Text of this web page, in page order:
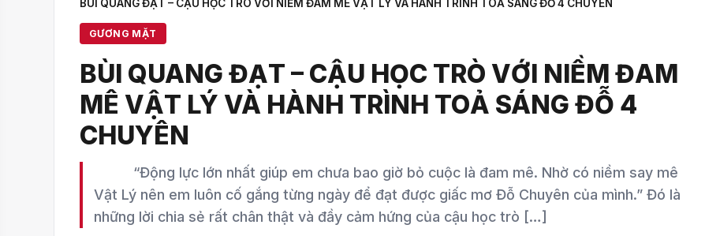
BÙI QUANG ĐẠT – CẬU HỌC TRÒ VỚI NIỀM ĐAM MÊ VẬT LÝ VÀ HÀNH TRÌNH TOẢ SÁNG ĐỖ 4 CHUYÊN
GƯƠNG MẶT
BÙI QUANG ĐẠT – CẬU HỌC TRÒ VỚI NIỀM ĐAM
MÊ VẬT LÝ VÀ HÀNH TRÌNH TOẢ SÁNG ĐỖ 4
CHUYÊN
“Động lực lớn nhất giúp em chưa bao giờ bỏ cuộc là đam mê. Nhờ có niềm say mê
Vật Lý nên em luôn cố gắng từng ngày để đạt được giấc mơ Đỗ Chuyên của mình.” Đó là
những lời chia sẻ rất chân thật và đầy cảm hứng của cậu học trò […]